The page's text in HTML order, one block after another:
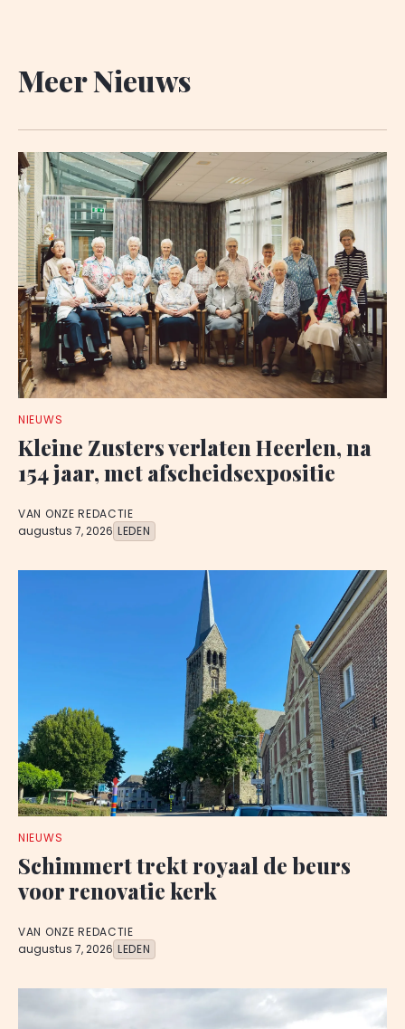
Meer Nieuws
NIEUWS
Kleine Zusters verlaten Heerlen, na
154 jaar, met afscheidsexpositie
VAN ONZE REDACTIE
augustus 7, 2026 LEDEN
NIEUWS
Schimmert trekt royaal de beurs
voor renovatie kerk
VAN ONZE REDACTIE
augustus 7, 2026 LEDEN